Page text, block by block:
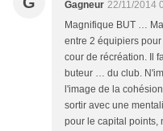
Gagneur 22/11/2014
Magnifique BUT …
entre 2 équipiers
cour de récréation. Il
buteur … du club.
l'image de la
sortir avec une
pour le capital points,